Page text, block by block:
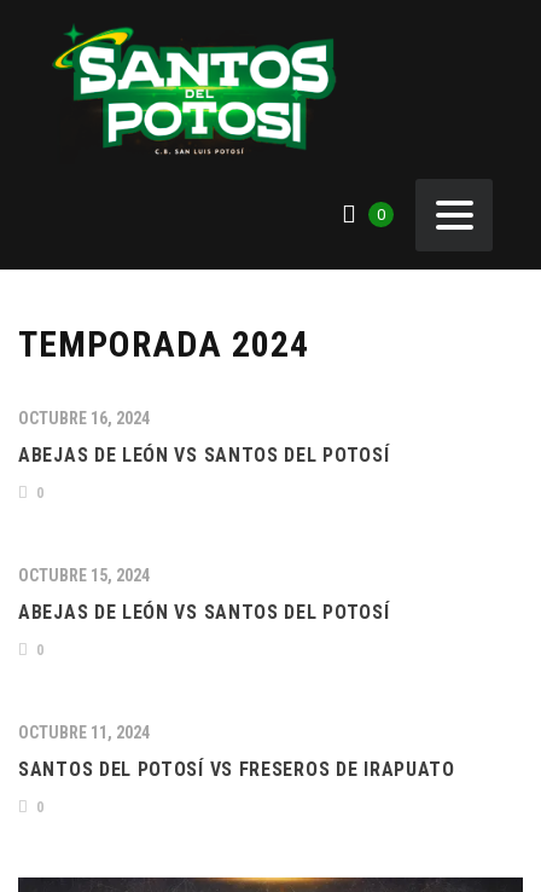
0
TEMPORADA 2024
OCTUBRE 16, 2024
ABEJAS DE LEÓN VS SANTOS DEL POTOSÍ
0
OCTUBRE 15, 2024
ABEJAS DE LEÓN VS SANTOS DEL POTOSÍ
0
OCTUBRE 11, 2024
SANTOS DEL POTOSÍ VS FRESEROS DE IRAPUATO
0